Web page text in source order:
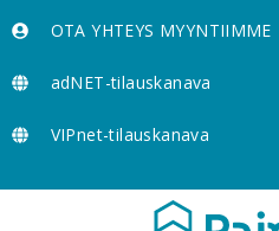
OTA YHTEYS MYYNTIIMME
adNET-tilauskanava
VIPnet-tilauskanava